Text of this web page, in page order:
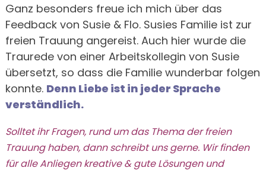
Ganz besonders freue ich mich über das
Feedback von Susie & Flo. Susies Familie ist zur
freien Trauung angereist. Auch hier wurde die
Traurede von einer Arbeitskollegin von Susie
übersetzt, so dass die Familie wunderbar folgen
konnte. Denn Liebe ist in jeder Sprache
verständlich.
Solltet ihr Fragen, rund um das Thema der freien
Trauung haben, dann schreibt uns gerne. Wir finden
für alle Anliegen kreative & gute Lösungen und